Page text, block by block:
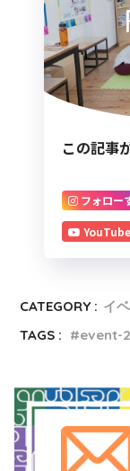
この記事
フォロー
YouTube
CATEGORY : イ
TAGS :
event-